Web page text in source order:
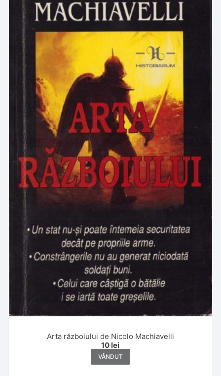
Arta războiului de Nicolo Machiavelli
10 lei
VÂNDUT